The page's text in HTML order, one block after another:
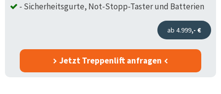
- Sicherheitsgurte, Not-Stopp-Taster und Batterien
ab 4.999,- €
Jetzt Treppenlift anfragen